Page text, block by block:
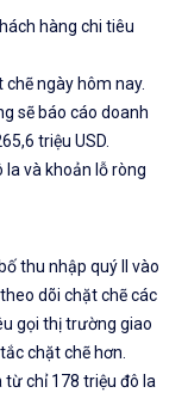
hàng chi tiêu
ngày hôm nay.
sẽ báo cáo doanh
triệu USD.
la và khoản lỗ ròng
thu nhập quý II vào
dõi chặt chẽ các
gọi thị trường giao
chặt chẽ hơn.
từ chỉ 178 triệu đô la